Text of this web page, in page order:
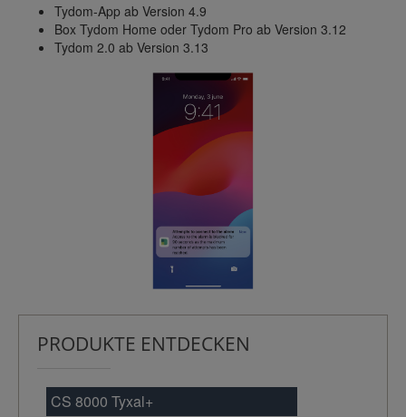
Tydom-App ab Version 4.9
Box Tydom Home oder Tydom Pro ab Version 3.12
Tydom 2.0 ab Version 3.13
PRODUKTE ENTDECKEN
CS 8000 Tyxal+